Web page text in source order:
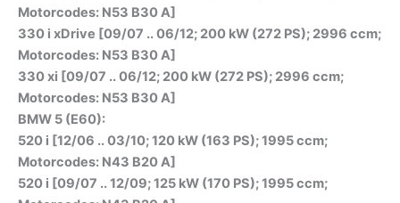
Motorcodes: N53 B30 A]
330 i xDrive [09/07 .. 06/12; 200 kW (272 PS); 2996 ccm;
Motorcodes: N53 B30 A]
330 xi [09/07 .. 06/12; 200 kW (272 PS); 2996 ccm;
Motorcodes: N53 B30 A]
BMW 5 (E60):
520 i [12/06 .. 03/10; 120 kW (163 PS); 1995 ccm;
Motorcodes: N43 B20 A]
520 i [09/07 .. 12/09; 125 kW (170 PS); 1995 ccm;